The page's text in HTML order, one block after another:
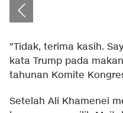
"Tidak, terima kasih.
kata Trump pada
tahunan Komite
Setelah Ali Khamenei